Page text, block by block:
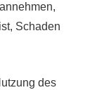
Schaden
des